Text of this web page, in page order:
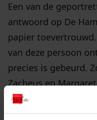
Een van de
antwoord op De
papier
van deze persoon
precies is gebeurd.
Zacheus en
expeditie next